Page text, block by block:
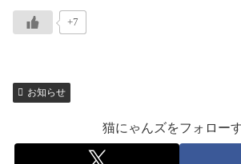
+7
お知らせ
猫にゃんズをフォロー